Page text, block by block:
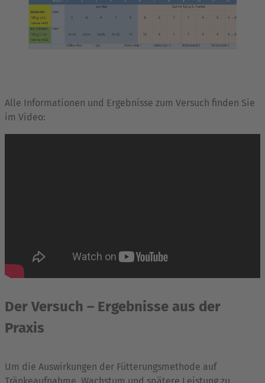
Alle Informationen und Ergebnisse zum Versuch finden Sie
im Video:
Der Versuch – Ergebnisse aus der
Praxis
Um die Auswirkungen der Fütterungsmethode auf
Tränkeaufnahme, Wachstum und spätere Leistung zu